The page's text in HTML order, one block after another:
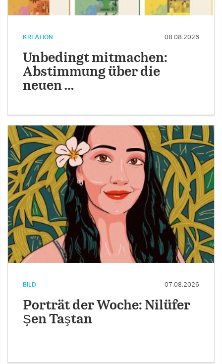
KREATION 08.08.2026
Unbedingt mitmachen:
Abstimmung über die
neuen …
BILD 07.08.2026
Porträt der Woche: Nilüfer
Şen Taştan